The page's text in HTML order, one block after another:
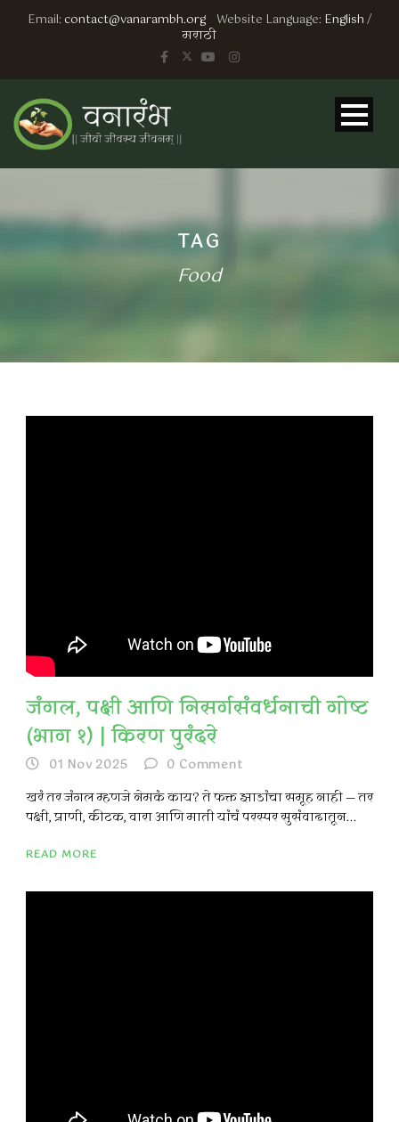
Email:contact@vanarambh.org Website Language: English/
मराठी
TAG
Food
जंगल, पक्षी आणि निसर्गसंवर्धनाची गोष्ट
(भाग १) | किरण पुरंदरे
01 Nov 2025 0 Comment
खरं तर जंगल म्हणजे नेमकं काय? ते फक्त झाडांचा समूह नाही — तर
पक्षी, प्राणी, कीटक, वारा आणि माती यांचं परस्पर सुसंवादातून...
READ MORE